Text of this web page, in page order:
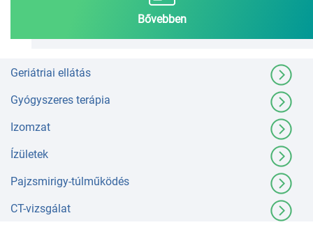
Bővebben
Geriátriai ellátás
Gyógyszeres terápia
Izomzat
Ízületek
Pajzsmirigy-túlműködés
CT-vizsgálat